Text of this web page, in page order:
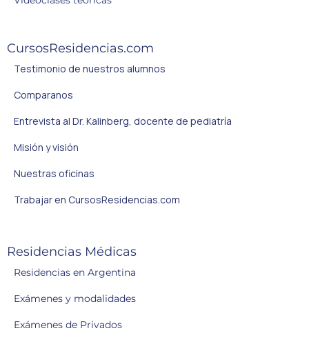
CursosResidencias.com
Testimonio de nuestros alumnos
Comparanos
Entrevista al Dr. Kalinberg, docente de pediatría
Misión y visión
Nuestras oficinas
Trabajar en CursosResidencias.com
Residencias Médicas
Residencias en Argentina
Exámenes y modalidades
Exámenes de Privados